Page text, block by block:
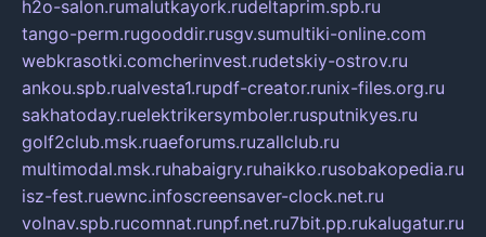
h2o-salon.rumalutkayork.rudeltaprim.spb.ru
tango-perm.rugooddir.rusgv.sumultiki-online.com
webkrasotki.comcherinvest.rudetskiy-ostrov.ru
ankou.spb.rualvesta1.rupdf-creator.runix-files.org.ru
sakhatoday.ruelektrikersymboler.rusputnikyes.ru
golf2club.msk.ruaeforums.ruzallclub.ru
multimodal.msk.ruhabaigry.ruhaikko.rusobakopedia.ru
isz-fest.ruewnc.infoscreensaver-clock.net.ru
volnav.spb.rucomnat.runpf.net.ru7bit.pp.rukalugatur.ru